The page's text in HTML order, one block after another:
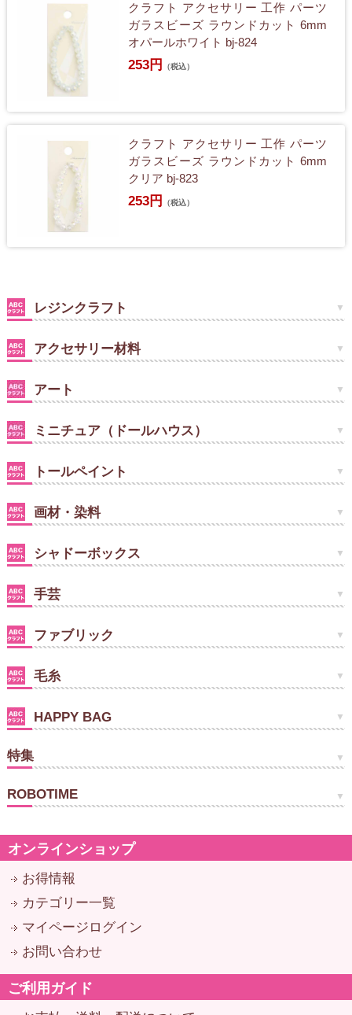
クラフト アクセサリー 工作 パーツ
ガラスビーズ ラウンドカット 6mm
オパールホワイト bj-824
253円 （税込）
クラフト アクセサリー 工作 パーツ
ガラスビーズ ラウンドカット 6mm
クリア bj-823
253円 （税込）
レジンクラフト
アクセサリー材料
アート
ミニチュア（ドールハウス）
トールペイント
画材・染料
シャドーボックス
手芸
ファブリック
毛糸
HAPPY BAG
特集
ROBOTIME
オンラインショップ
お得情報
カテゴリー一覧
マイページログイン
お問い合わせ
ご利用ガイド